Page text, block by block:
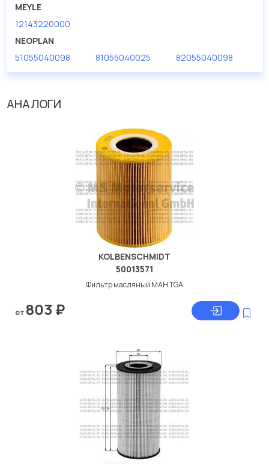
MEYLE
12143220000
NEOPLAN
51055040098
81055040025 82055040098
АНАЛОГИ
KOLBENSCHMIDT
50013571
Фильтр масляный МАН TGA
от 803 ₽